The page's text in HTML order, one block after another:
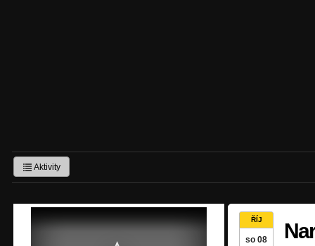
Aktivity
ŘÍJ
so 08